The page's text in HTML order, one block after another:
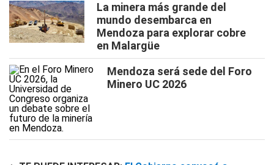
La minera más grande del
mundo desembarca en
Mendoza para explorar cobre
en Malargüe
Mendoza será sede del Foro
Minero UC 2026